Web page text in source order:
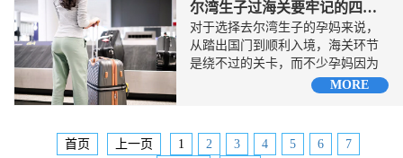
尔湾生子过海关要牢记的四个关键点
对于选择去尔湾生子的孕妈来说，
从踏出国门到顺利入境，海关环节
是绕不过的关卡，而不少孕妈因为
准备不足被盘问，延误行程是其
MORE
首页 上一页 1 2 3 4 5 6
7